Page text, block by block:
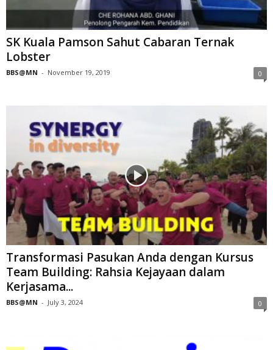
SK Kuala Pamson Sahut Cabaran Ternak
Lobster
BBS@MN - November 19, 2019 0
Transformasi Pasukan Anda dengan Kursus
Team Building: Rahsia Kejayaan dalam
Kerjasama...
BBS@MN - July 3, 2024 0